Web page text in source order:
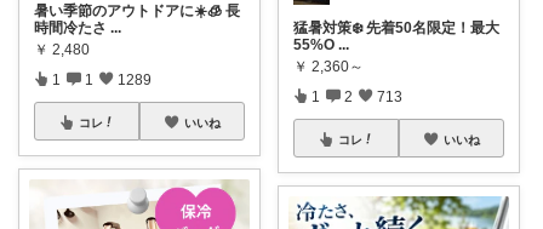
暑い季節のアウトドアに☀️🧊 長
時間冷たさ ...
￥ 2,480
1 1 1289
コレ いいね
猛暑対策❄️ 先着50名限定！最大
55%O ...
￥ 2,360～
1 2 713
コレ いいね